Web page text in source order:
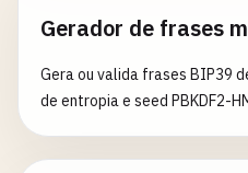
Gerador de frases
Gera ou valida frases BIP39
de entropia e seed PBKDF2-